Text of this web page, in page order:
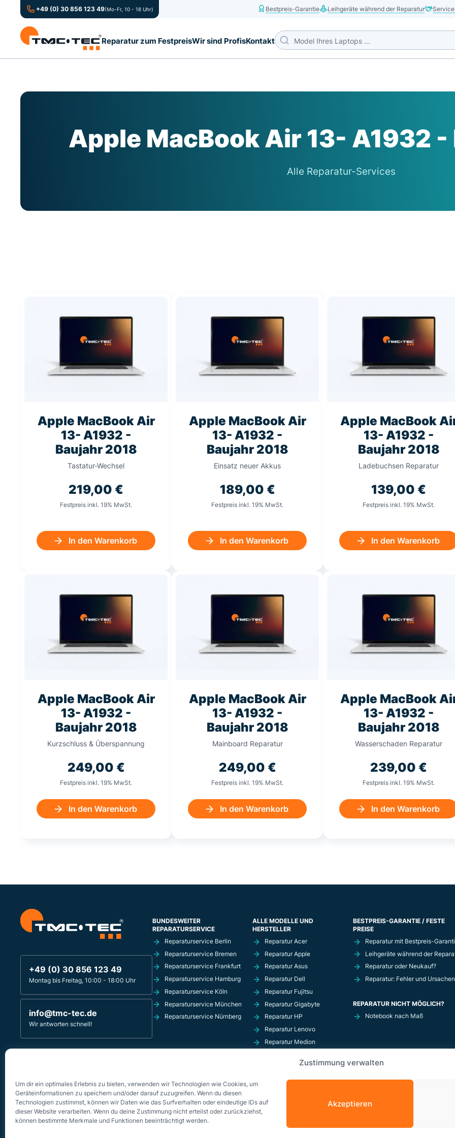
Zustimmung verwalten
Um dir ein optimales Erlebnis zu bieten, verwenden wir Technologien wie Cookies, um
Geräteinformationen zu speichern und/oder darauf zuzugreifen. Wenn du diesen
Technologien zustimmst, können wir Daten wie das Surfverhalten oder eindeutige IDs auf
dieser Website verarbeiten. Wenn du deine Zustimmung nicht erteilst oder zurückziehst,
können bestimmte Merkmale und Funktionen beeinträchtigt werden.
Akzeptieren
+49 (0) 30 856 123 49(Mo-Fr, 10 - 18 Uhr) Bestpreis-Garantie Leihgeräte während der Reparatur
Reparatur zum FestpreisWir sind ProfisKontakt
Apple MacBook Air 13- A1932
Alle Reparatur-Services
Apple MacBook Air
13- A1932 -
Baujahr 2018
Tastatur-Wechsel
219,00 €
Festpreis inkl. 19% MwSt.
In den Warenkorb
Apple MacBook Air
13- A1932 -
Baujahr 2018
Einsatz neuer Akkus
189,00 €
Festpreis inkl. 19% MwSt.
In den Warenkorb
Apple MacBook
13- A1932 -
Baujahr 2018
Ladebuchsen Reparatur
139,00 €
Festpreis inkl. 19% MwSt.
In den Warenkorb
Apple MacBook Air
13- A1932 -
Baujahr 2018
Kurzschluss & Überspannung
249,00 €
Festpreis inkl. 19% MwSt.
In den Warenkorb
Apple MacBook Air
13- A1932 -
Baujahr 2018
Mainboard Reparatur
249,00 €
Festpreis inkl. 19% MwSt.
In den Warenkorb
Apple MacBook
13- A1932 -
Baujahr 2018
Wasserschaden Reparatur
239,00 €
Festpreis inkl. 19% MwSt.
In den Warenkorb
+49 (0) 30 856 123 49
Montag bis Freitag, 10:00 - 18:00 Uhr
info@tmc-tec.de
Wir antworten schnell!
BUNDESWEITER
REPARATURSERVICE
Reparaturservice Berlin
Reparaturservice Bremen
Reparaturservice Frankfurt
Reparaturservice Hamburg
Reparaturservice Köln
Reparaturservice München
Reparaturservice Nürnberg
ALLE MODELLE UND
HERSTELLER
Reparatur Acer
Reparatur Apple
Reparatur Asus
Reparatur Dell
Reparatur Fujitsu
Reparatur Gigabyte
Reparatur HP
Reparatur Lenovo
Reparatur Medion
Reparatur Razer
Reparatur Schenker
BESTPREIS-GARANTIE / FESTE
PREISE
Reparatur mit Bestpreis-
Leihgeräte während der
Reparatur oder Neukauf?
Reparatur: Fehler und Ursachen
REPARATUR NICHT MÖGLICH?
Notebook nach Maß